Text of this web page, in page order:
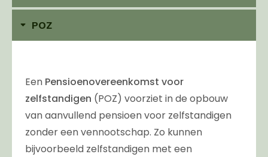
POZ
Een Pensioenovereenkomst voor
zelfstandigen (POZ) voorziet in de opbouw
van aanvullend pensioen voor zelfstandigen
zonder een vennootschap. Zo kunnen
bijvoorbeeld zelfstandigen met een